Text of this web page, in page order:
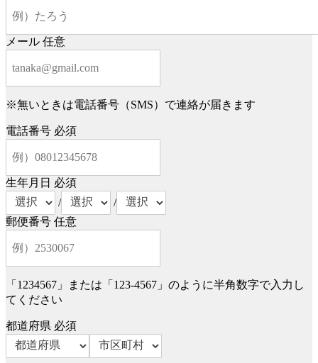
メール 任意
※無いときは電話番号（SMS）で連絡が届きます
電話番号 必須
生年月日 必須
/
/
郵便番号 任意
「1234567」または「123-4567」のように半角数字で入力し
てください
都道府県 必須